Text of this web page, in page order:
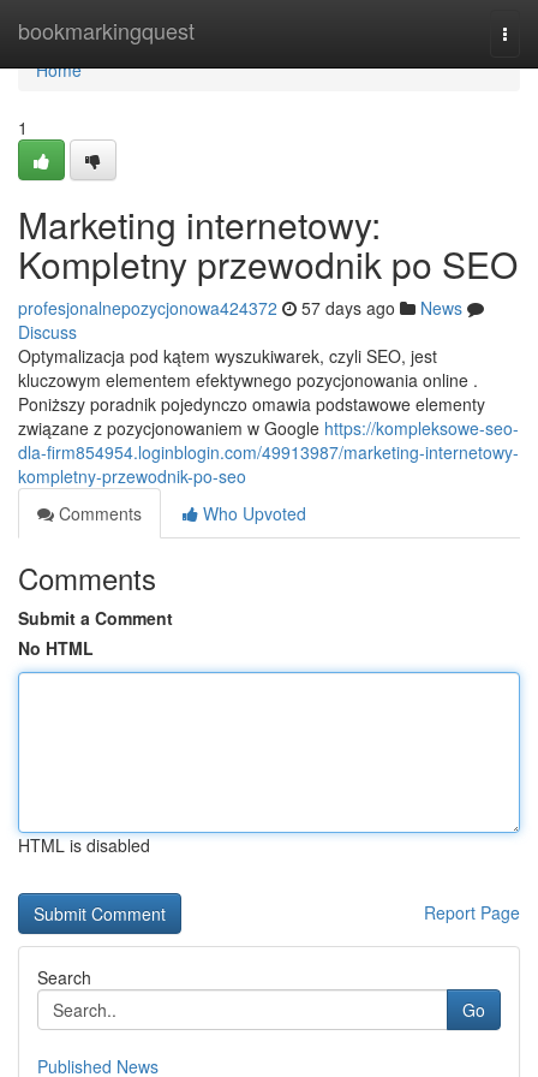
bookmarkingquest
Home
Home
1
Marketing internetowy:
Kompletny przewodnik po SEO
profesjonalnepozycjonowa424372 57 days ago
News
Discuss
Optymalizacja pod kątem wyszukiwarek, czyli SEO, jest
kluczowym elementem efektywnego pozycjonowania online .
Poniższy poradnik pojedynczo omawia podstawowe elementy
związane z pozycjonowaniem w Google https://kompleksowe-seo-
dla-firm854954.loginblogin.com/49913987/marketing-internetowy-
kompletny-przewodnik-po-seo
Comments
Who Upvoted
Comments
Submit a Comment
No HTML
HTML is disabled
Report Page
Search
Go
Published News